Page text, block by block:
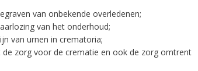
van onbekende overledenen;
van het onderhoud;
van urnen in crematoria;
zorg voor de crematie en ook de zorg omtrent